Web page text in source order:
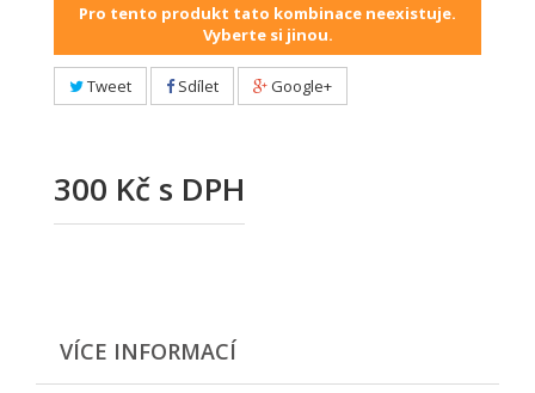
Pro tento produkt tato kombinace neexistuje.
Vyberte si jinou.
Tweet Sdílet Google+
300 Kč s DPH
VÍCE INFORMACÍ